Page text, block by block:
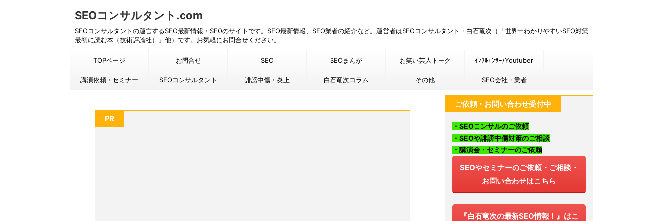
SEOコンサルタント.com
SEOコンサルタントの運営するSEO最新情報・SEOのサイトです。SEO最新情報、SEO業者の紹介など。運営者はSEOコンサルタント・白石竜次（「世界一わかりやすいSEO対策
最初に読む本（技術評論社）」他）です。お気軽にお問合せください。
TOPページ お問合せ SEO SEOまんが お笑い芸人トーク ｲﾝﾌﾙｴﾝｻｰ/Youtuber
講演依頼・セミナー SEOコンサルタント 誹謗中傷・炎上 白石竜次コラム その他 SEO会社・業者
PR
ご依頼・お問い合わせ受付中
・SEOコンサルのご依頼
・SEOや誹謗中傷対策のご相談
・講演会・セミナーのご依頼
SEOやセミナーのご依頼・ご相談・
お問い合わせはこちら
『白石竜次の最新SEO情報！』はこ